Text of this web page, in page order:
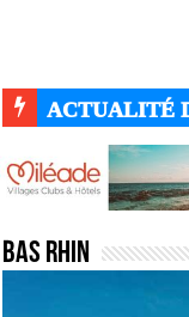
ACTUALITÉ
Bas Rhin